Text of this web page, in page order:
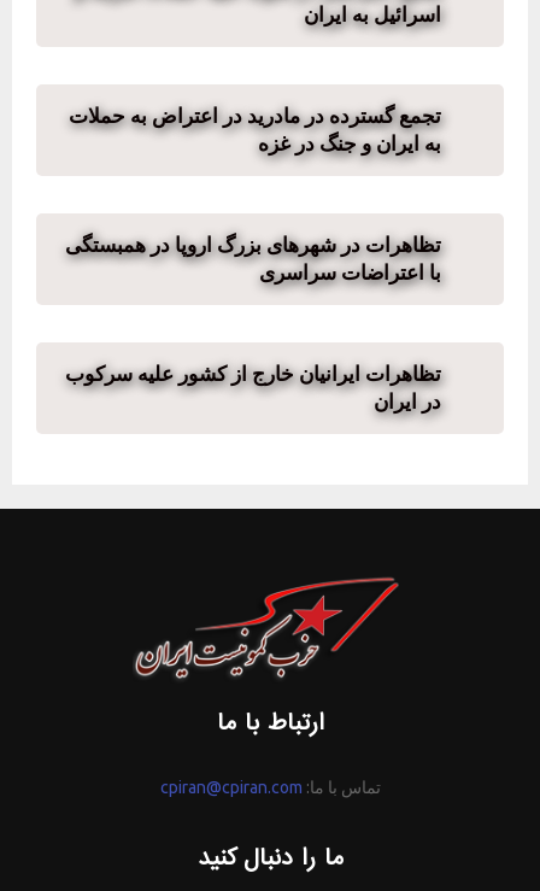
اسرائیل به ایران
تجمع گسترده در مادرید در اعتراض به حملات
به ایران و جنگ در غزه
تظاهرات در شهرهای بزرگ اروپا در همبستگی
با اعتراضات سراسری
تظاهرات ایرانیان خارج از کشور علیه سرکوب
در ایران
ارتباط با ما
تماس با ما: cpiran@cpiran.com
ما را دنبال کنید